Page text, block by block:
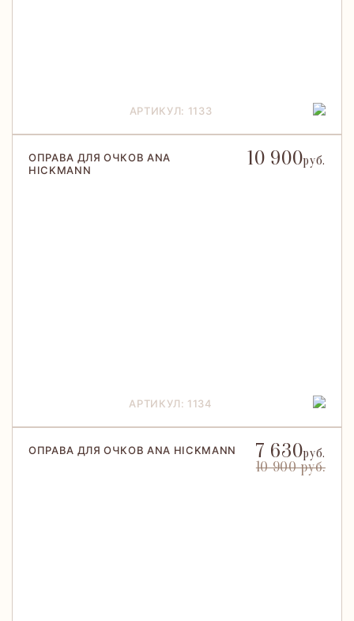
АРТИКУЛ: 1133
ОПРАВА ДЛЯ ОЧКОВ ANA
HICKMANN
10 900руб.
АРТИКУЛ: 1134
ОПРАВА ДЛЯ ОЧКОВ ANA HICKMANN 7 630руб.
10 900 руб.